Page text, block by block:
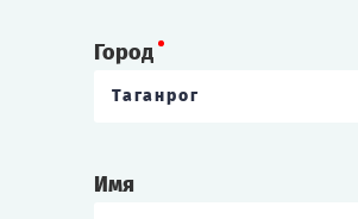
Город
Таганрог
Имя